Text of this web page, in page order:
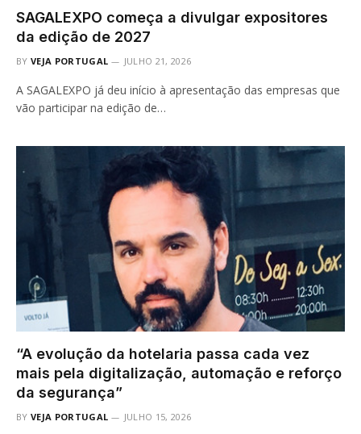
SAGALEXPO começa a divulgar expositores
da edição de 2027
BY VEJA PORTUGAL JULHO 21, 2026
A SAGALEXPO já deu início à apresentação das empresas que
vão participar na edição de…
“A evolução da hotelaria passa cada vez
mais pela digitalização, automação e reforço
da segurança”
BY VEJA PORTUGAL JULHO 15, 2026